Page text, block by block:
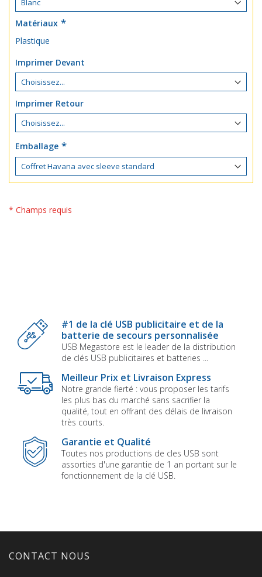
Matériaux
Plastique
Imprimer Devant
Imprimer Retour
Emballage
* Champs requis
#1 de la clé USB publicitaire et de la
batterie de secours personnalisée
USB Megastore est le leader de la distribution
de clés USB publicitaires et batteries ...
Meilleur Prix et Livraison Express
Notre grande fierté : vous proposer les tarifs
les plus bas du marché sans sacrifier la
qualité, tout en offrant des délais de livraison
très courts.
Garantie et Qualité
Toutes nos productions de cles USB sont
assorties d'une garantie de 1 an portant sur le
fonctionnement de la clé USB.
CONTACT NOUS